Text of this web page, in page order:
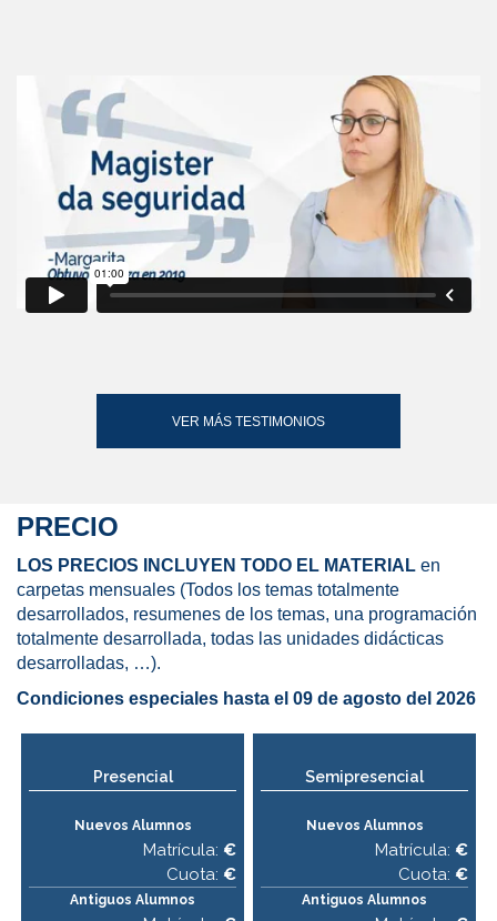
VER MÁS TESTIMONIOS
PRECIO
LOS PRECIOS INCLUYEN TODO EL MATERIAL en
carpetas mensuales (Todos los temas totalmente
desarrollados, resumenes de los temas, una programación
totalmente desarrollada, todas las unidades didácticas
desarrolladas, …).
Condiciones especiales hasta el 09 de agosto del 2026
Presencial
Nuevos Alumnos
Matrícula: €
Cuota: €
Antiguos Alumnos
Semipresencial
Nuevos Alumnos
Matrícula: €
Cuota: €
Antiguos Alumnos